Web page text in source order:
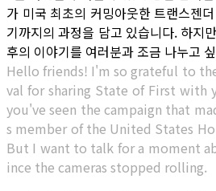
가 미국 최초의 커밍아웃한 트랜스젠
기까지의 과정을 담고 있습니다. 하지
후의 이야기를 여러분과 조금 나누고
Hello friends! I'm so grateful to
val for sharing State of First with
you've seen the campaign that
s member of the United States
But I want to talk for a moment
ince the cameras stopped rolling.